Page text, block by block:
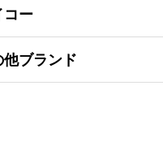
コー
他ブランド